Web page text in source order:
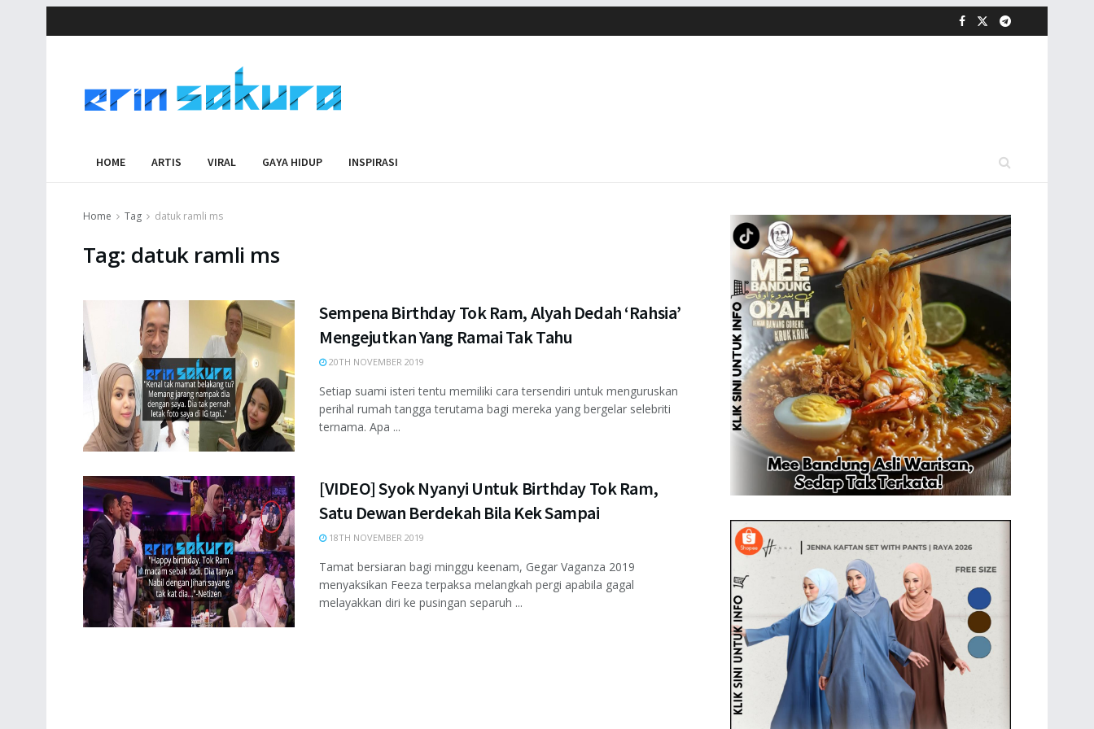
HOME ARTIS VIRAL GAYA HIDUP INSPIRASI
Home Tag datuk ramli ms
Tag: datuk ramli ms
Sempena Birthday Tok Ram, Alyah Dedah ‘Rahsia’
Mengejutkan Yang Ramai Tak Tahu
20TH NOVEMBER 2019
Setiap suami isteri tentu memiliki cara tersendiri untuk menguruskan
perihal rumah tangga terutama bagi mereka yang bergelar selebriti
ternama. Apa ...
[VIDEO] Syok Nyanyi Untuk Birthday Tok Ram,
Satu Dewan Berdekah Bila Kek Sampai
18TH NOVEMBER 2019
Tamat bersiaran bagi minggu keenam, Gegar Vaganza 2019
menyaksikan Feeza terpaksa melangkah pergi apabila gagal
melayakkan diri ke pusingan separuh ...